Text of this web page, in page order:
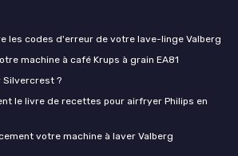
les codes d'erreur de votre lave-linge Valberg
machine à café Krups à grain EA81
Silvercrest ?
le livre de recettes pour airfryer Philips en
votre machine à laver Valberg